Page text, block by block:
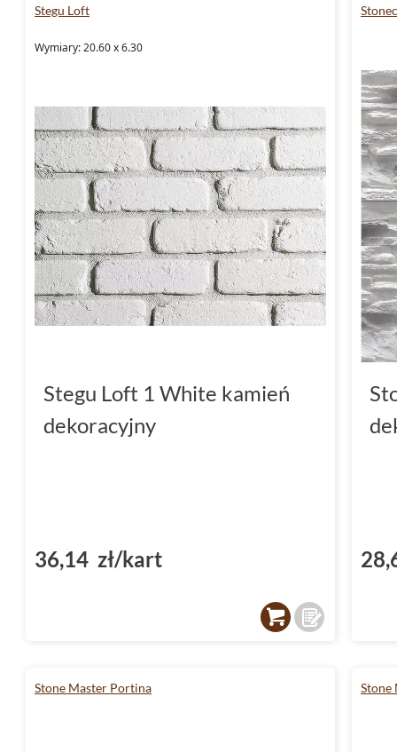
Stegu Loft
Wymiary: 20.60 x 6.30
Stegu Loft 1 White kamień
dekoracyjny
36,14 zł/kart
Stone Master Portina Stone